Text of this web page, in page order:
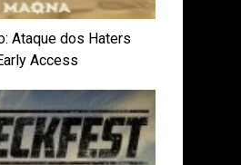
Ataque dos Haters
Access